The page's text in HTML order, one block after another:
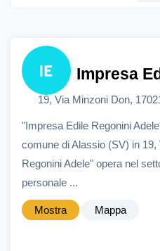
Impresa
19, Via Minzoni Don,
"Impresa Edile Regonini
comune di Alassio (SV) in
Regonini Adele" opera nel
personale ...
Mostra Mappa